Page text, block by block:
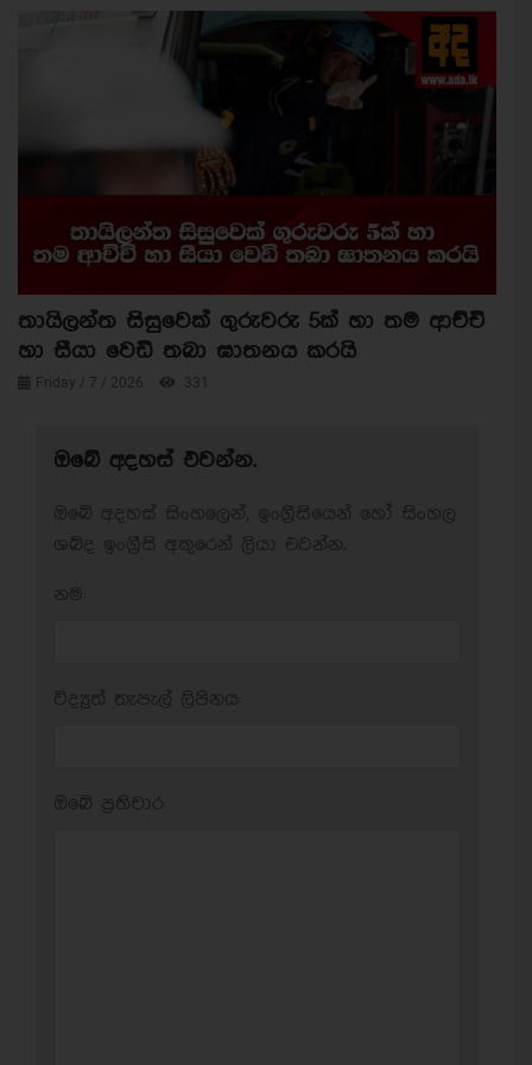
තායිලන්ත සිසුවෙක් ගුරුවරු 5ක් හා තම ආච්චි
හා සීයා වෙඩි තබා ඝාතනය කරයි
Friday / 7 / 2026 331
ඔබේ අදහස් එවන්න.